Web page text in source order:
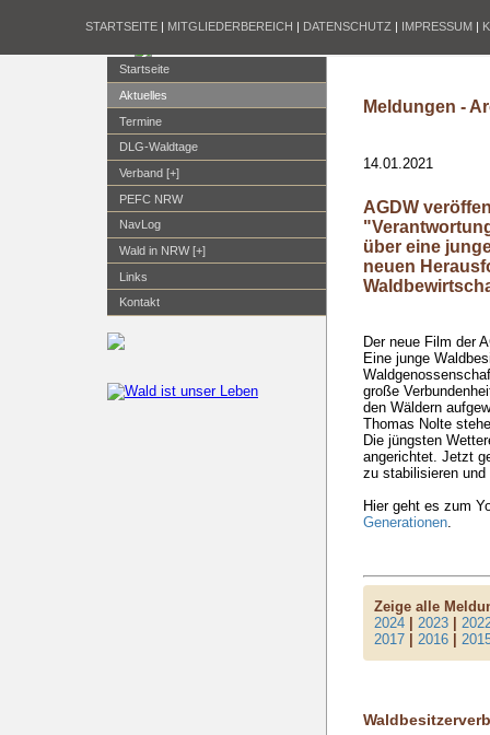
STARTSEITE | MITGLIEDERBEREICH | DATENSCHUTZ | IMPRESSUM |
Startseite
Aktuelles
Termine
DLG-Waldtage
Verband [+]
PEFC NRW
NavLog
Wald in NRW [+]
Links
Kontakt
Meldungen -
14.01.2021
AGDW
über eine
neuen
Der neue Film der
Eine junge
große
den Wäldern
Thomas Nolte
Die jüngsten
angerichtet. Jetzt
zu stabilisieren
Hier geht es zum
Generationen
Zeige alle
2024 |2023 |
2017 |2016 |